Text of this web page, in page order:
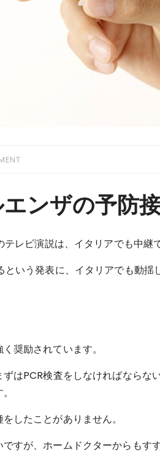
ンザの予防
レビ演説は、イタリアでも中継
いう発表に、イタリアでも動揺
奨励されています。
はPCR検査をしなければならな
したことがありません。
すが、ホームドクターからもす